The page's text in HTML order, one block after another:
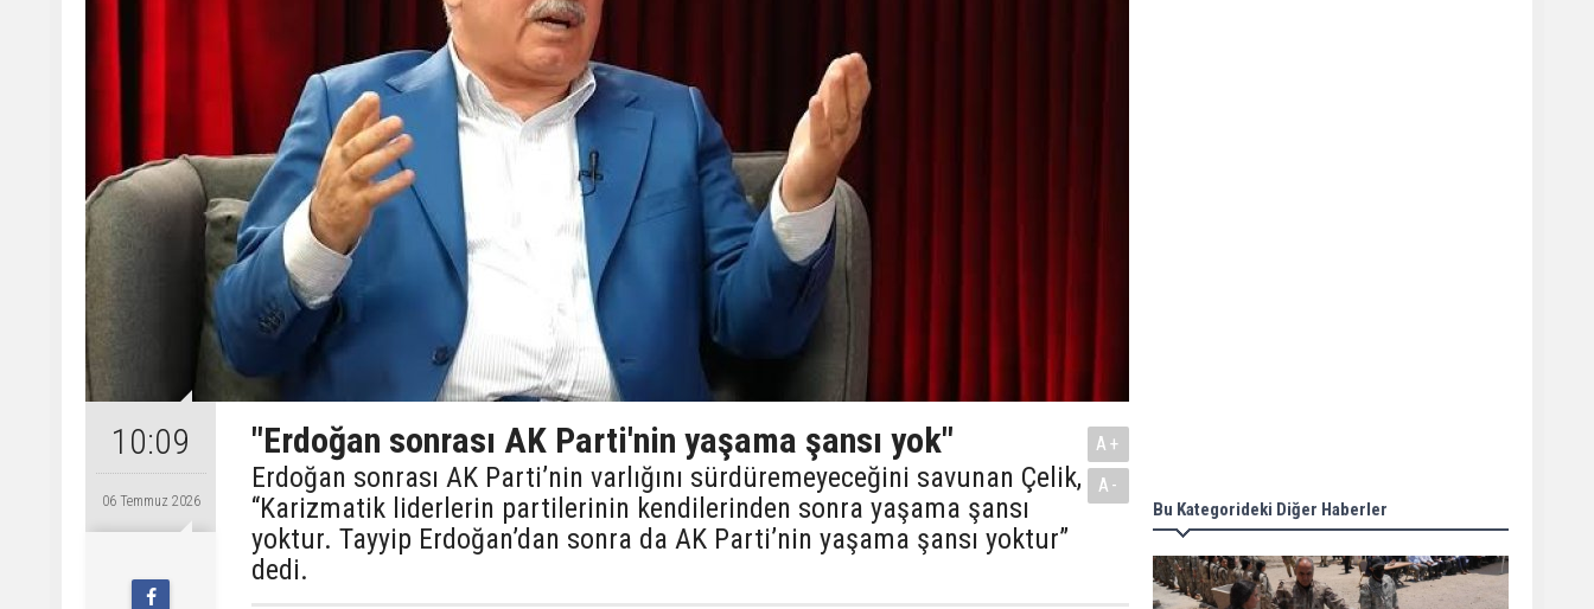
10:09
06 Temmuz 2026
"Erdoğan sonrası AK Parti'nin yaşama şansı yok"
Erdoğan sonrası AK Parti’nin varlığını sürdüremeyeceğini savunan Çelik,
“Karizmatik liderlerin partilerinin kendilerinden sonra yaşama şansı
yoktur. Tayyip Erdoğan’dan sonra da AK Parti’nin yaşama şansı yoktur”
dedi.
A+
A-
Bu Kategorideki Diğer Haberler